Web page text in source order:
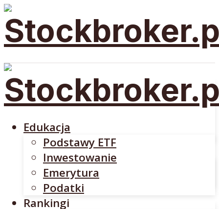
Podstawy ETF
Inwestowanie
Emerytura
Podatki
Rankingi
Ranking ETF
Rankingi Brokerów
Brokerzy
Edukacja
Podstawy ETF
Inwestowanie
Emerytura
Podatki
Rankingi